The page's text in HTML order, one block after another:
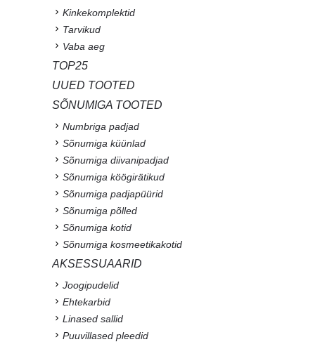
Kinkekomplektid
Tarvikud
Vaba aeg
TOP25
UUED TOOTED
SÕNUMIGA TOOTED
Numbriga padjad
Sõnumiga küünlad
Sõnumiga diivanipadjad
Sõnumiga köögirätikud
Sõnumiga padjapüürid
Sõnumiga põlled
Sõnumiga kotid
Sõnumiga kosmeetikakotid
AKSESSUAARID
Joogipudelid
Ehtekarbid
Linased sallid
Puuvillased pleedid